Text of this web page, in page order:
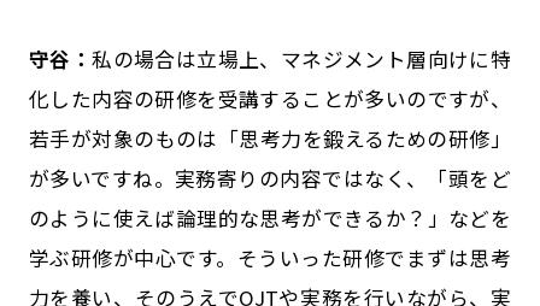
守谷：私の場合は立場上、マネジメント層向けに特
化した内容の研修を受講することが多いのですが、
若手が対象のものは「思考力を鍛えるための研修」
が多いですね。実務寄りの内容ではなく、「頭をど
のように使えば論理的な思考ができるか？」などを
学ぶ研修が中心です。そういった研修でまずは思考
力を養い、そのうえでOJTや実務を行いながら、実